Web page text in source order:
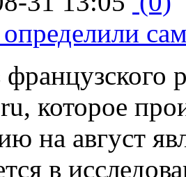
которое
на август
в